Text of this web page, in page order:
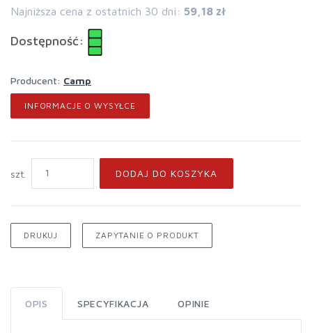
Najniższa cena z ostatnich 30 dni: 59,18 zł
Dostępność:
Producent: Camp
INFORMACJE O WYSYŁCE
szt. DODAJ DO KOSZYKA
DRUKUJ ZAPYTANIE O PRODUKT
OPIS SPECYFIKACJA OPINIE